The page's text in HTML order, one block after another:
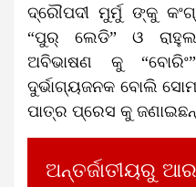
ଦ୍ରୌପଦୀ ମୁର୍ମୁ ଙ୍କୁ
“ପୁର୍ ଲେଡି” ଓ
ଅବିଭାଷଣ କୁ
ଦୁର୍ଭାଗ୍ୟଜନକ ବୋଲି
ପାତ୍ର ପ୍ରେସ କୁ
ଅନ୍ତର୍ଜାତୀୟରୁ